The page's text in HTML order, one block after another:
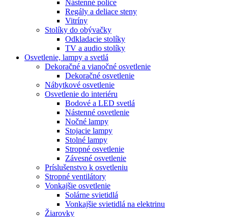
Nástenné police
Regály a deliace steny
Vitríny
Stolíky do obývačky
Odkladacie stolíky
TV a audio stolíky
Osvetlenie, lampy a svetlá
Dekoračné a vianočné osvetlenie
Dekoračné osvetlenie
Nábytkové osvetlenie
Osvetlenie do interiéru
Bodové a LED svetlá
Nástenné osvetlenie
Nočné lampy
Stojacie lampy
Stolné lampy
Stropné osvetlenie
Závesné osvetlenie
Príslušenstvo k osvetleniu
Stropné ventilátory
Vonkajšie osvetlenie
Solárne svietidlá
Vonkajšie svietidlá na elektrinu
Žiarovky